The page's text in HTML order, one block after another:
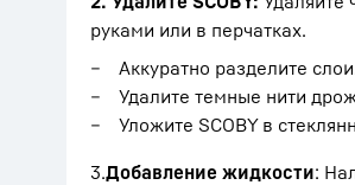
руками или в перчатках.
Аккуратно разделите
Удалите темные нити
Уложите SCOBY в
3.Добавление жидкости: